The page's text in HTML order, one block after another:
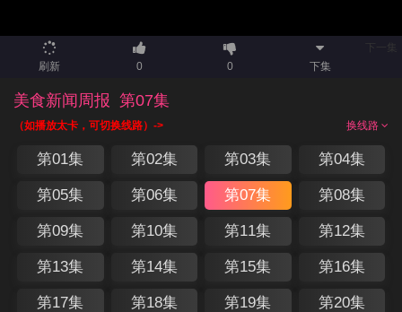
刷新 0 0 下集
美食新闻周报 第07集
换线路
（如播放太卡，可切换线路）->
第01集 第02集 第03集 第04集
第05集 第06集 第07集 第08集
第09集 第10集 第11集 第12集
第13集 第14集 第15集 第16集
第17集 第18集 第19集 第20集